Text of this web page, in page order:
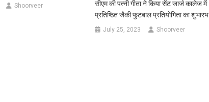
Shoorveer
सीएम की पत्नी गीता ने किया सेंट जार्ज कालेज में
प्रतिष्ठित जैकी फुटबाल प्रतियोगिता का शुभारभ
July 25, 2023 Shoorveer